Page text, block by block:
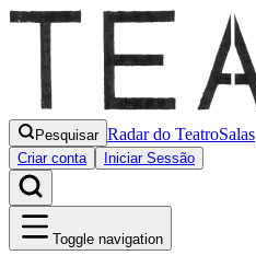
Pesquisar Radar do TeatroSalas
Criar conta Iniciar Sessão
Toggle navigation